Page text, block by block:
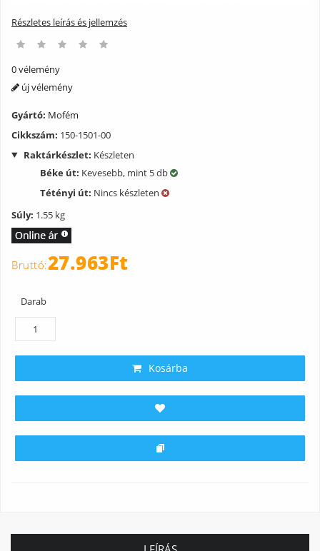
Részletes leírás és jellemzés
0 vélemény
új vélemény
Gyártó: Mofém
Cikkszám: 150-1501-00
Raktárkészlet: Készleten
Béke út: Kevesebb, mint 5 db
Tétényi út: Nincs készleten
Súly: 1.55 kg
27.963Ft
Darab
Kosárba